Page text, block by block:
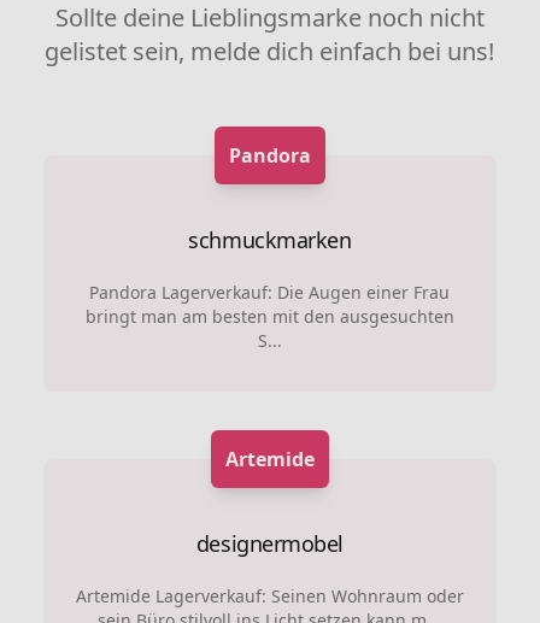
Sollte deine Lieblingsmarke noch nicht
gelistet sein, melde dich einfach bei uns!
Pandora
schmuckmarken
Pandora Lagerverkauf: Die Augen einer Frau
bringt man am besten mit den ausgesuchten
S...
Artemide
designermobel
Artemide Lagerverkauf: Seinen Wohnraum oder